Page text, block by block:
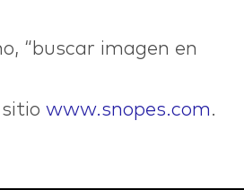
“buscar imagen en
www.snopes.com.